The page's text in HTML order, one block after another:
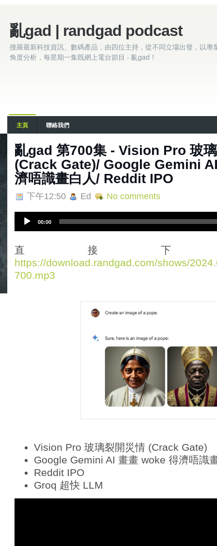
亂gad | randgad podcast
搜羅最新科技資訊、數碼產品，由四位主持，從不同立場出發，以專
角度分析，每星期一集既網上電台節目 - 亂gad！
主頁 聯絡我們
亂‌‌‌gad‌‌‌ ‌‌‌‌‌第700集 - Vision Pro 玻
(Crack Gate)/ Google Gemini
濟唔識畫白人/ Reddit IPO
下午12:50 Ed No comments
i
o
P
l
00:00
直接
https://download.randgad.com/shows/
700.mp3
Vision Pro 玻璃裂開災情 (Crack Gate)
Google Gemini AI 畫畫 woke 得濟唔識
Reddit IPO
Groq 超快 LLM